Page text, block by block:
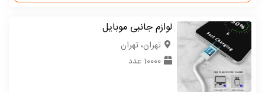
لوازم جانبی موبایل
تهران، تهران
10000 عدد